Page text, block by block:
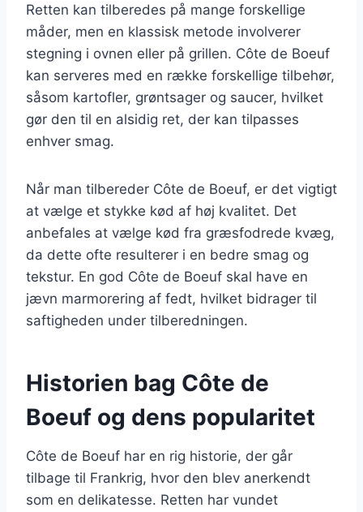
Retten kan tilberedes på mange forskellige
måder, men en klassisk metode involverer
stegning i ovnen eller på grillen. Côte de Boeuf
kan serveres med en række forskellige tilbehør,
såsom kartofler, grøntsager og saucer, hvilket
gør den til en alsidig ret, der kan tilpasses
enhver smag.
Når man tilbereder Côte de Boeuf, er det vigtigt
at vælge et stykke kød af høj kvalitet. Det
anbefales at vælge kød fra græsfodrede kvæg,
da dette ofte resulterer i en bedre smag og
tekstur. En god Côte de Boeuf skal have en
jævn marmorering af fedt, hvilket bidrager til
saftigheden under tilberedningen.
Historien bag Côte de
Boeuf og dens popularitet
Côte de Boeuf har en rig historie, der går
tilbage til Frankrig, hvor den blev anerkendt
som en delikatesse. Retten har vundet